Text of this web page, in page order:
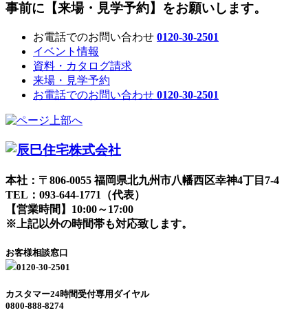
事前に【来場・見学予約】をお願いします。
お電話でのお問い合わせ 0120-30-2501
イベント情報
資料・カタログ請求
来場・見学予約
お電話でのお問い合わせ 0120-30-2501
本社：〒806-0055 福岡県北九州市八幡西区幸神4丁目7-4
TEL： 093-644-1771
（代表）
【営業時間】10:00～17:00
※上記以外の時間帯も対応致します。
お客様相談窓口
0120-30-2501
カスタマー24時間受付専用ダイヤル
0800-888-8274